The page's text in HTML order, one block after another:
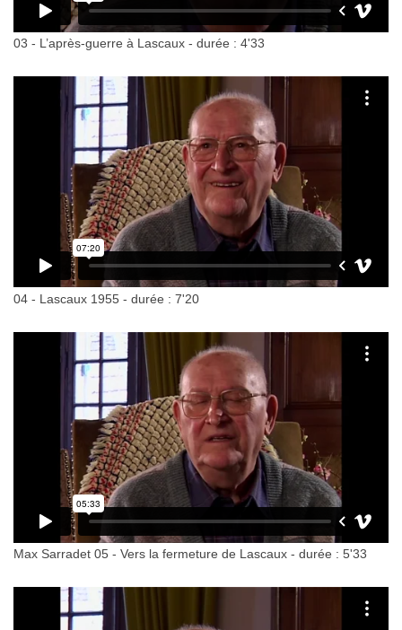
03 - L’après-guerre à Lascaux - durée : 4'33
04 - Lascaux 1955 - durée : 7'20
Max Sarradet 05 - Vers la fermeture de Lascaux - durée : 5'33